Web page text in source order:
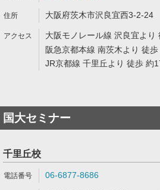
大阪府茨木市沢良宜西3-2-24
大阪モノレール線 沢良宜より
阪急京都本線 南茨木より 徒
JR京都線 千里丘より 徒歩 約
国大セミナー
千里丘校
06-6877-8686